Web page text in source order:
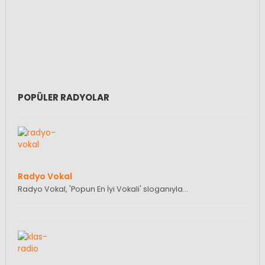
POPÜLER RADYOLAR
Radyo Vokal
Radyo Vokal, 'Popun En İyi Vokali' sloganıyla…